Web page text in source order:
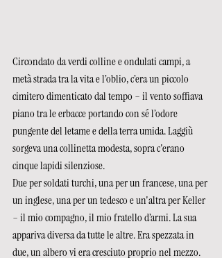
Circondato da verdi colline e ondulati campi, a
metà strada tra la vita e l’oblio, c’era un piccolo
cimitero dimenticato dal tempo – il vento soffiava
piano tra le erbacce portando con sé l’odore
pungente del letame e della terra umida. Laggiù
sorgeva una collinetta modesta, sopra c'erano
cinque lapidi silenziose.
Due per soldati turchi, una per un francese, una per
un inglese, una per un tedesco e un'altra per Keller
– il mio compagno, il mio fratello d’armi. La sua
appariva diversa da tutte le altre. Era spezzata in
due, un albero vi era cresciuto proprio nel mezzo.